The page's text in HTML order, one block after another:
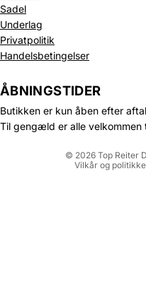
Sadel
Underlag
Privatpolitik
Handelsbetingelser
ÅBNINGSTIDER
Butikken er kun åben efter
Til gengæld er alle velkommen
© 2026 Top Reiter
Vilkår og
Politik om beskyttelse af persondata
Refusionspolitik
Leveringspolitik
Kontaktinformation